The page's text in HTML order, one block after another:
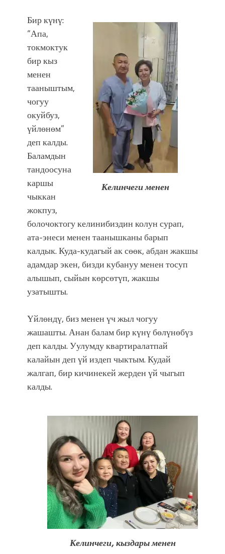
Келинчеги менен
Бир күнү:
“Апа,
токмоктук
бир кыз
менен
тааныштым,
чогуу
окуйбуз,
үйлөнөм”
деп калды.
Баламдын
тандоосуна
каршы
чыккан
жокпуз,
болочоктогу келинибиздин колун сурап,
ата-энеси менен таанышканы барып
калдык. Куда-кудагый ак сөөк, абдан жакшы
адамдар экен, бизди кубануу менен тосуп
алышып, сыйын көрсөтүп, жакшы
узатышты.
Үйлөндү, биз менен үч жыл чогуу
жашашты. Анан балам бир күнү бөлүнөбүз
деп калды. Уулумду квартиралатпай
калайын деп үй издеп чыктым. Кудай
жалгап, бир кичинекей жерден үй чыгып
калды.
Келинчеги, кыздары менен